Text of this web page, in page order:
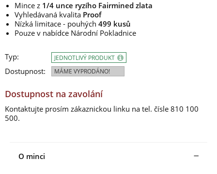
Mince z 1/4 unce ryzího Fairmined zlata
Vyhledávaná kvalita Proof
Nízká limitace - pouhých 499 kusů
Pouze v nabídce Národní Pokladnice
Typ:
Dostupnost:
JEDNOTLIVÝ PRODUKT
MÁME VYPRODÁNO!
Dostupnost na zavolání
Kontaktujte prosím zákaznickou linku na tel. čísle 810 100
500.
O minci